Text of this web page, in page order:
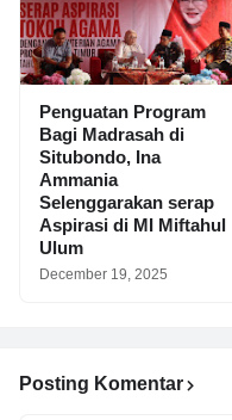
Penguatan Program
Bagi Madrasah di
Situbondo, Ina
Ammania
Selenggarakan serap
Aspirasi di MI Miftahul
Ulum
December 19, 2025
Posting Komentar